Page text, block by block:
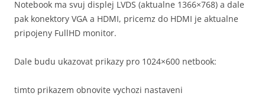
Notebook ma svuj displej LVDS (aktualne 1366×768) a dale
pak konektory VGA a HDMI, pricemz do HDMI je aktualne
pripojeny FullHD monitor.
Dale budu ukazovat prikazy pro 1024×600 netbook:
timto prikazem obnovite vychozi nastaveni